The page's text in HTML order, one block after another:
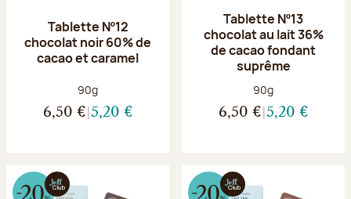
Tablette Nº12
chocolat noir 60% de
cacao et caramel
Poids net :
90g
6,50 € 5,20 €
Tablette Nº13
chocolat au lait 36%
de cacao fondant
suprême
Poids net :
90g
6,50 € 5,20 €